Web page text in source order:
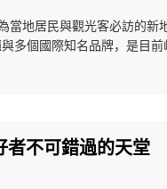
當地居民與觀光客必訪的新
多個國際知名品牌，是目前
者不可錯過的天堂